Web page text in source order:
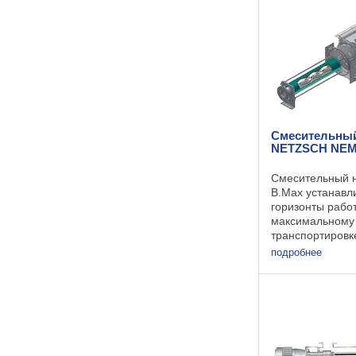
NETZSCH
Смесительный
B.Max
горизонты
подробнее